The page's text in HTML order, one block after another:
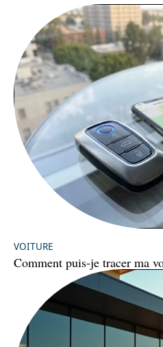
VOITURE
Comment puis-je tracer ma